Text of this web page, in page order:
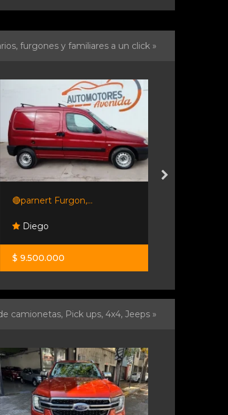
furgones y familiares a un click »
🔴parnert Furgon,...
Diego
$ 9.500.000
camionetas, Pick ups, 4x4, Jeeps »